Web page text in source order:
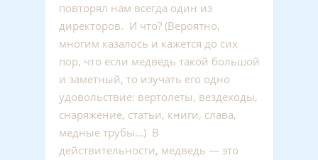
повторял нам всегда один из
директоров. И что? (Вероятно,
многим казалось и кажется до сих
пор, что если медведь такой большой
и заметный, то изучать его одно
удовольствие: вертолеты, вездеходы,
снаряжение, статьи, книги, слава,
медные трубы…) В
действительности, медведь — это